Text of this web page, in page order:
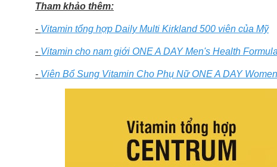
Tham khảo thêm:
- Vitamin tổng hợp Daily Multi Kirkland 500 viên của Mỹ
- Vitamin cho nam giới ONE A DAY Men's Health
- Viên Bổ Sung Vitamin Cho Phụ Nữ ONE A DAY